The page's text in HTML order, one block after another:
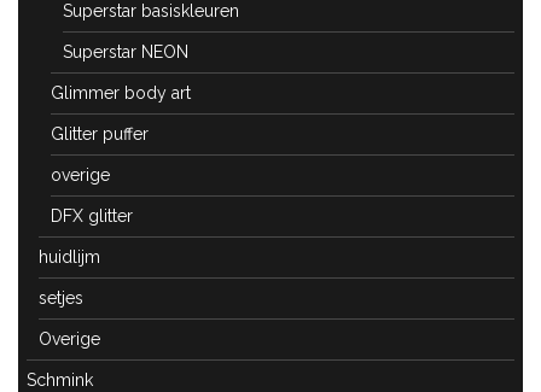
Superstar basiskleuren
Superstar NEON
Glimmer body art
Glitter puffer
overige
DFX glitter
huidlijm
setjes
Overige
Schmink